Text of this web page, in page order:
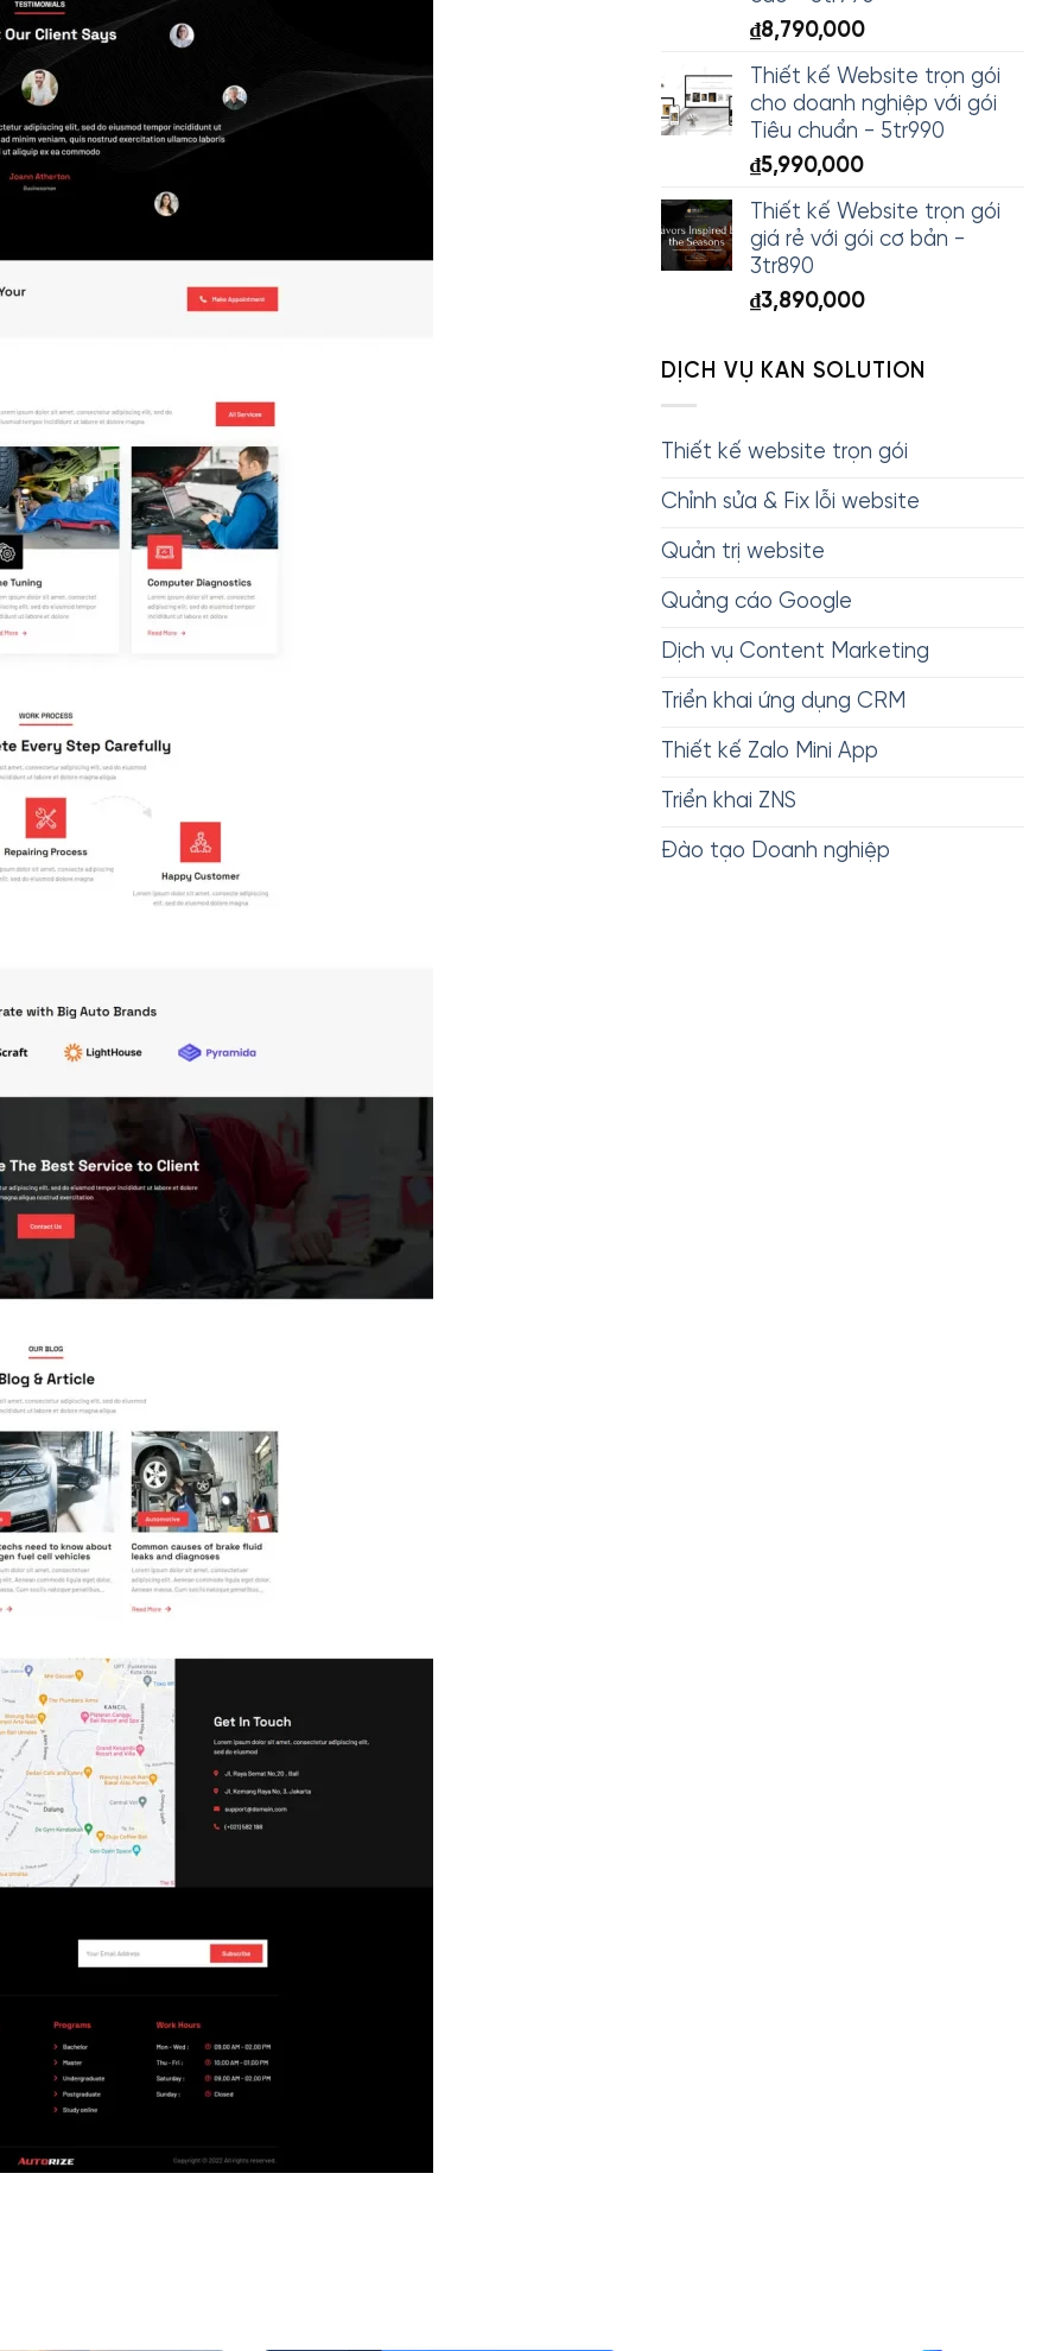
₫8,790,000
Thiết kế Website trọn gói
cho doanh nghiệp với gói
Tiêu chuẩn - 5tr990
₫5,990,000
Thiết kế Website trọn gói
giá rẻ với gói cơ bản -
3tr890
₫3,890,000
DỊCH VỤ KAN SOLUTION
Thiết kế website trọn gói
Chỉnh sửa & Fix lỗi website
Quản trị website
Quảng cáo Google
Dịch vụ Content Marketing
Triển khai ứng dụng CRM
Thiết kế Zalo Mini App
Triển khai ZNS
Đào tạo Doanh nghiệp